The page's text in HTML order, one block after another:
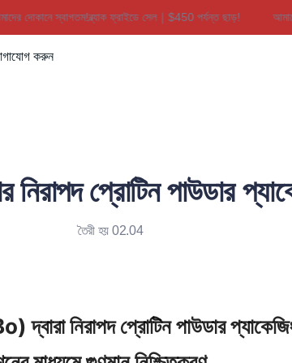
দোকানে স্বাগতম!ব্ল্যাক ফ্রাইডে সেল｜$450 পর্যন্ত ছাড়! আমাদের
আমাদের দোকানে স্বাগতম!ব্ল্যাক ফ্রাইডে
করুন
প্রোটিন পাউডার
তৈরী হয় 02.04
নিরাপদ প্রোটিন পাউডার